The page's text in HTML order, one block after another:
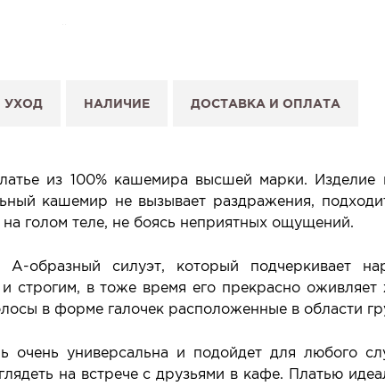
на сайте.
УХОД НАЛИЧИЕ ДОСТАВКА И ОПЛАТА
из 100% кашемира высшей марки.
кашемир не вызывает раздражения,
голом теле, не боясь неприятных ощущений.
А-образный силуэт, который подчеркивает
и строгим, в тоже время его прекрасно
в форме галочек расположенные в области
очень универсальна и подойдет для любого
на встрече с друзьями в кафе. Платью